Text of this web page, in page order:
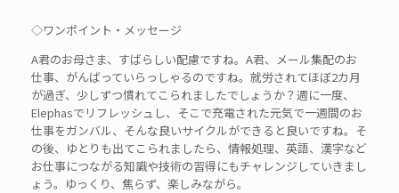
◇ワンポイント・メッセージ
A君のお母さま、すばらしい配慮ですね。A君、メール集配のお
仕事、がんばっていらっしゃるのですね。就労されてほぼ2カ月
が過ぎ、少しずつ慣れてこられましたでしょうか？週に一度、
Elephasでリフレッシュし、そこで充電された元気で一週間のお
仕事をガンバル、そんな良いサイクルができると良いですね。そ
の後、ゆとりも出てこられましたら、情報処理、英語、漢字など
お仕事につながる知識や技術の習得にもチャレンジしていきまし
ょう。ゆっくり、焦らず、楽しみながら。